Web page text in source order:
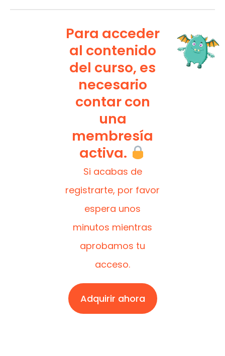
Para acceder
al contenido
del curso, es
necesario
contar con
una
membresía
activa.
Si acabas de
registrarte, por favor
espera unos
minutos mientras
aprobamos tu
acceso.
Adquirir ahora